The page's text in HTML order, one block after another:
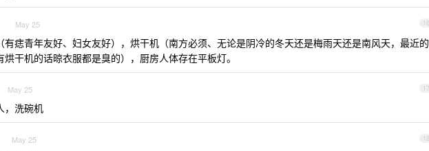
16
May 25
有痣青年友好、妇女友好），烘干机（南方必须、无论是阴冷的冬天还是梅雨天还是南风天，最近的
烘干机的话晾衣服都是臭的），厨房人体存在平板灯。
17
May 25
，洗碗机
18
May 25